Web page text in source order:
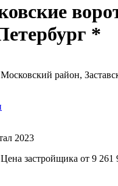
*
район,
2023
Цена застройщика от 9 261